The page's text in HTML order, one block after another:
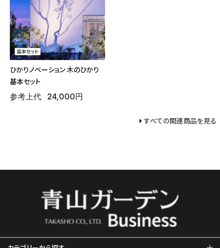
ひかりノベーション 木のひかり
基本セット
参考上代
24,000円
すべての関連商品を見る